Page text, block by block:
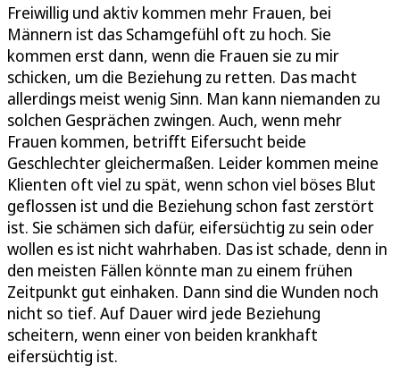
Freiwillig und aktiv kommen mehr Frauen, bei
Männern ist das Schamgefühl oft zu hoch. Sie
kommen erst dann, wenn die Frauen sie zu mir
schicken, um die Beziehung zu retten. Das macht
allerdings meist wenig Sinn. Man kann niemanden zu
solchen Gesprächen zwingen. Auch, wenn mehr
Frauen kommen, betrifft Eifersucht beide
Geschlechter gleichermaßen. Leider kommen meine
Klienten oft viel zu spät, wenn schon viel böses Blut
geflossen ist und die Beziehung schon fast zerstört
ist. Sie schämen sich dafür, eifersüchtig zu sein oder
wollen es ist nicht wahrhaben. Das ist schade, denn in
den meisten Fällen könnte man zu einem frühen
Zeitpunkt gut einhaken. Dann sind die Wunden noch
nicht so tief. Auf Dauer wird jede Beziehung
scheitern, wenn einer von beiden krankhaft
eifersüchtig ist.